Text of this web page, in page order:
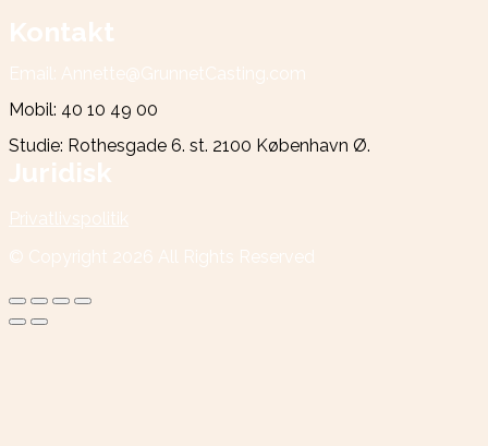
Kontakt
Email: Annette@GrunnetCasting.com
Mobil: 40 10 49 00
Studie: Rothesgade 6. st. 2100 København Ø.
Juridisk
Privatlivspolitik
© Copyright 2026 All Rights Reserved